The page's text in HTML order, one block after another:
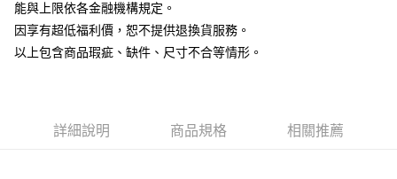
全盈+PAY
ATM付款
能與上限依各金融機構規定。
因享有超低福利價，恕不提供退換貨服務。
以上包含商品瑕疵、缺件、尺寸不合等情形。
詳細說明 商品規格 相關推薦